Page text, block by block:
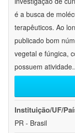
é a busca de
terapêuticos. Ao
publicado bom
vegetal e fúngica,
possuem atividade
Instituição/UF/
PR - Brasil